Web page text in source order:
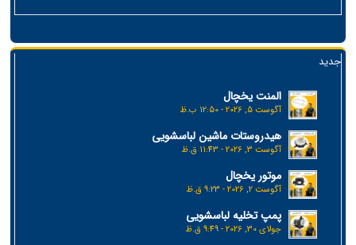
جدید
المنت یخچال
آگوست 5, 2026 - 12:50 ب.ظ
هیدروستات ماشین لباسشویی
آگوست 3, 2026 - 11:43 ق.ظ
موتور یخچال
آگوست 2, 2026 - 9:23 ق.ظ
پمپ تخلیه لباسشویی
جولای 30, 2026 - 9:49 ق.ظ